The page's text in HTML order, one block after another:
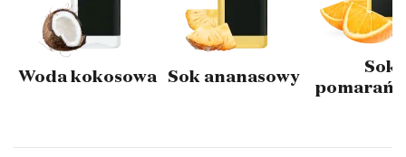
Woda kokosowa Sok ananasowy
Sok